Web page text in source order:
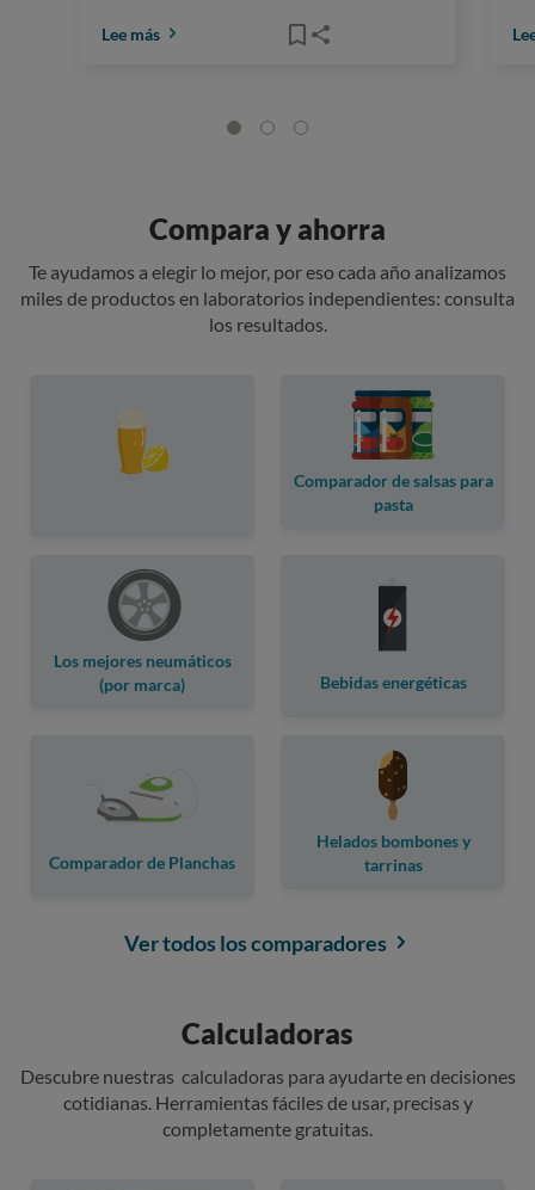
Lee más
Compara y ahorra
Te ayudamos a elegir lo mejor, por eso cada año analizamos
miles de productos en laboratorios independientes: consulta
los resultados.
Comparador de salsas para
pasta
Los mejores neumáticos
(por marca)
Bebidas energéticas
Comparador de Planchas
Helados bombones y
tarrinas
Ver todos los comparadores
Calculadoras
Descubre nuestras calculadoras para ayudarte en decisiones
cotidianas. Herramientas fáciles de usar, precisas y
completamente gratuitas.